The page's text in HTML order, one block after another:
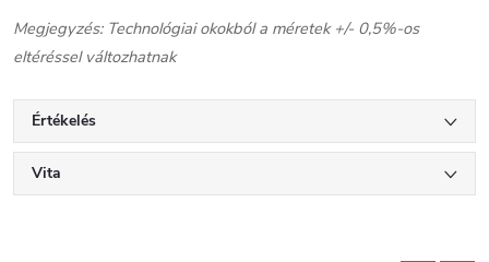
Megjegyzés: Technológiai okokból a méretek +/- 0,5%-os
eltéréssel változhatnak
Értékelés
Vita